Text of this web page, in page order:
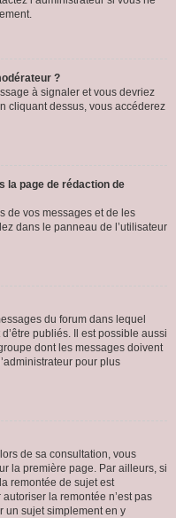
?
à signaler et vous devriez
cliquant dessus, vous accéderez
la page de rédaction de
de vos messages et de les
dans le panneau de l’utilisateur
du forum dans lequel
publiés. Il est possible aussi
dont les messages doivent
pour plus
de sa consultation, vous
la première page. Par ailleurs, si
remontée de sujet est
la remontée n’est pas
un sujet simplement en y